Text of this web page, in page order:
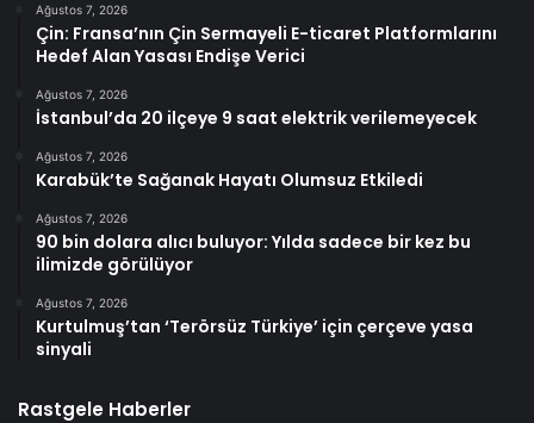
Ağustos 7, 2026
Çin: Fransa’nın Çin Sermayeli E-ticaret Platformlarını
Hedef Alan Yasası Endişe Verici
Ağustos 7, 2026
İstanbul’da 20 ilçeye 9 saat elektrik verilemeyecek
Ağustos 7, 2026
Karabük’te Sağanak Hayatı Olumsuz Etkiledi
Ağustos 7, 2026
90 bin dolara alıcı buluyor: Yılda sadece bir kez bu
ilimizde görülüyor
Ağustos 7, 2026
Kurtulmuş’tan ‘Terörsüz Türkiye’ için çerçeve yasa
sinyali
Rastgele Haberler